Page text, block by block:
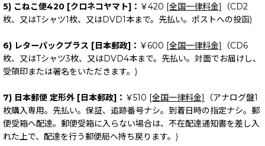
5) こねこ便420 [クロネコヤマト]： ￥420 [全国一律料金]
（CD2
枚、又はTシャツ1枚、又はDVD1本まで。先払い。ポストへの投函)
6) レターパックプラス [日本郵政]： ￥600 [全国一律料金]
（CD6
枚、又はTシャツ3枚、又はDVD4本まで。先払い。対面でお届けし、
受領印または署名をいただきます。)
7) 日本郵便 定形外 [日本郵政]： ￥510 [全国一律料金]
（アナログ盤1
枚購入専用。先払い。保証、追跡番号ナシ。到着日時の指定ナシ。郵
便受箱へ配達。郵便受箱に入らない場合は、不在配達通知書を差し入
れた上で、配達を行う郵便局へ持ち戻ります。)